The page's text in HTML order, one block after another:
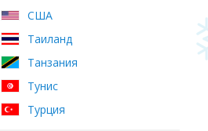
США
Таиланд
Танзания
Тунис
Турция